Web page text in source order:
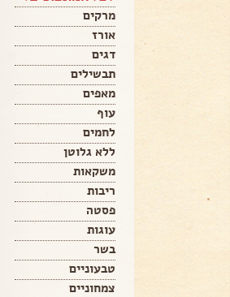
מרקים
אורז
דגים
תבשילים
מאפים
עוף
לחמים
ללא גלוטן
משקאות
ריבות
פסטה
עוגות
בשר
טבעוניים
צמחוניים